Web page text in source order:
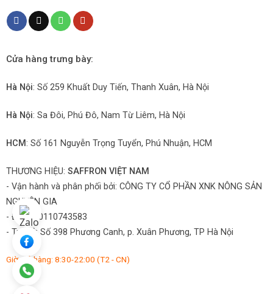
Cửa hàng trưng bày:
Hà Nội: Số 259 Khuất Duy Tiến, Thanh Xuân, Hà Nội
Hà Nội: Sa Đôi, Phú Đô, Nam Từ Liêm, Hà Nội
HCM : Số 161 Nguyễn Trọng Tuyển, Phú Nhuận, HCM
THƯƠNG HIỆU: SAFFRON VIỆT NAM
- Vận hành và phân phối bởi: CÔNG TY CỔ PHẦN XNK NÔNG SẢN
NGUYÊN GIA
- ĐKKD: 0110743583
- Trụ sở: Số 398 Phương Canh, p. Xuân Phương, TP Hà Nội
Giờ mở hàng: 8:30-22:00 (T2 - CN)